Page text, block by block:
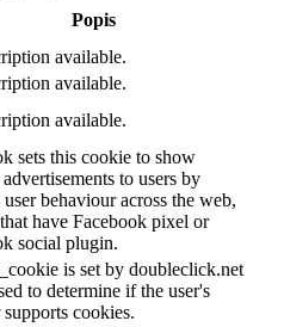
Popis
available.
available.
available.
sets this cookie to show
to users by
behaviour across the web,
have Facebook pixel or
social plugin.
is set by doubleclick.net
to determine if the user's
cookies.